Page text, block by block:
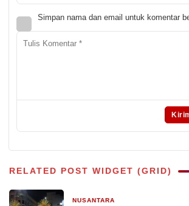
Simpan nama dan email untuk komentar
RELATED POST WIDGET (GRID)
NUSANTARA